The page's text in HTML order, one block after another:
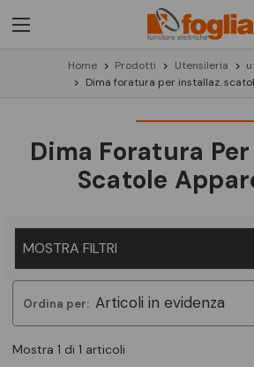
Home Prodotti Utensileria
Dima foratura per installaz.
Dima Foratura
Scatole
MOSTRA FILTRI
Mostra 1 di 1 articoli
Ordina per: